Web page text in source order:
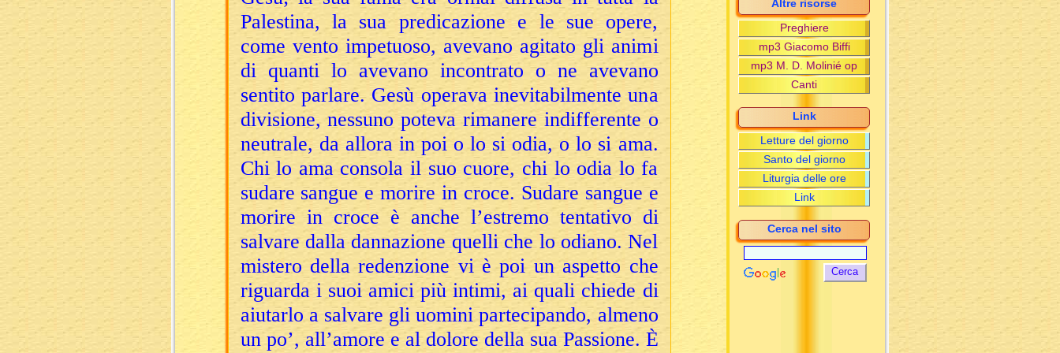
Palestina, la sua predicazione e le sue opere,
come vento impetuoso, avevano agitato gli animi
di quanti lo avevano incontrato o ne avevano
sentito parlare. Gesù operava inevitabilmente una
divisione, nessuno poteva rimanere indifferente o
neutrale, da allora in poi o lo si odia, o lo si ama.
Chi lo ama consola il suo cuore, chi lo odia lo fa
sudare sangue e morire in croce. Sudare sangue e
morire in croce è anche l’estremo tentativo di
salvare dalla dannazione quelli che lo odiano. Nel
mistero della redenzione vi è poi un aspetto che
riguarda i suoi amici più intimi, ai quali chiede di
aiutarlo a salvare gli uomini partecipando, almeno
un po’, all’amore e al dolore della sua Passione. È
Se mi amate...
Andarono sul monte...
Un dono per discernere
Dio ha tanto amato il mondo
Chi mangia me vivrà per me
Pecore senza pastore
Non abbiate paura
Cose nascoste ai sapienti
Il seme e il terreno
Un nemico ha fatto questo
Tesori nascosti
Tempesta sul lago
Una donna che ha capito
Discepoli sotto esame
Un malinteso ricorrente
Altre risorse
Preghiere
mp3 Giacomo Biffi
mp3 M. D. Molinié op
Canti
Link
Letture del giorno
Santo del giorno
Liturgia delle ore
Link
Cerca nel sito